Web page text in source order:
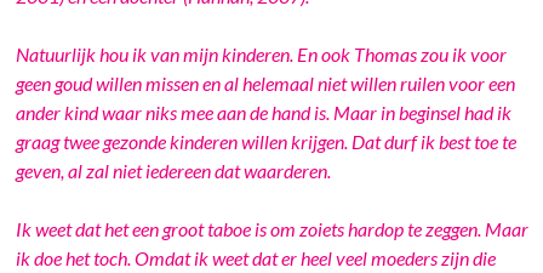
Natuurlijk hou ik van mijn kinderen. En ook Thomas zou ik voor
geen goud willen missen en al helemaal niet willen ruilen voor een
ander kind waar niks mee aan de hand is. Maar in beginsel had ik
graag twee gezonde kinderen willen krijgen. Dat durf ik best toe te
geven, al zal niet iedereen dat waarderen.
Ik weet dat het een groot taboe is om zoiets hardop te zeggen. Maar
ik doe het toch. Omdat ik weet dat er heel veel moeders zijn die